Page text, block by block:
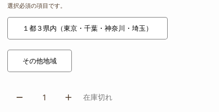
選択必須の項目です。
１都３県内（東京・千葉・神奈川・埼玉）
その他地域
在庫切れ